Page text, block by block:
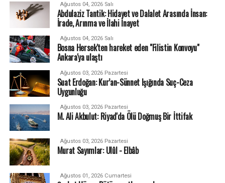
Ağustos 04, 2026 Salı
Abdulaziz Tantik: Hidayet ve Dalalet Arasında İnsan:
İrade, Arınma ve İlahi İnayet
Ağustos 04, 2026 Salı
Bosna Hersek'ten hareket eden "Filistin Konvoyu"
Ankara'ya ulaştı
Ağustos 03, 2026 Pazartesi
Suat Erdoğan: Kur’an-Sünnet Işığında Suç-Ceza
Uygunluğu
Ağustos 03, 2026 Pazartesi
M. Ali Akbulut: Riyad'da Ölü Doğmuş Bir İttifak
Ağustos 03, 2026 Pazartesi
Murat Sayımlar: Ulûl - Elbâb
Ağustos 01, 2026 Cumartesi